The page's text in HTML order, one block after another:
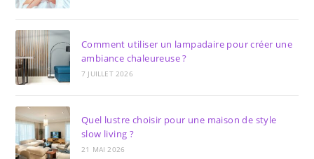
Comment utiliser un lampadaire pour créer une
ambiance chaleureuse ?
7 JUILLET 2026
Quel lustre choisir pour une maison de style
slow living ?
21 MAI 2026